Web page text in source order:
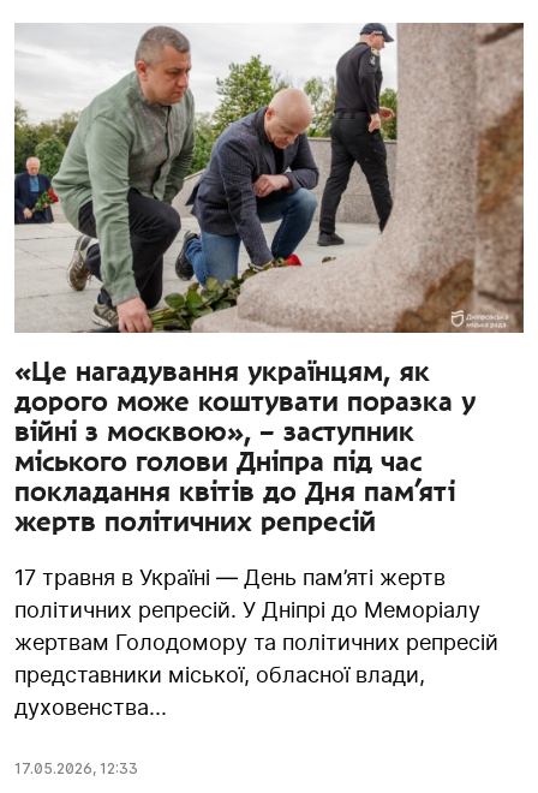
«Це нагадування українцям, як
дорого може коштувати поразка у
війні з москвою», – заступник
міського голови Дніпра під час
покладання квітів до Дня пам’яті
жертв політичних репресій
17 травня в Україні — День пам’яті жертв
політичних репресій. У Дніпрі до Меморіалу
жертвам Голодомору та політичних репресій
представники міської, обласної влади,
духовенства...
17.05.2026, 12:33